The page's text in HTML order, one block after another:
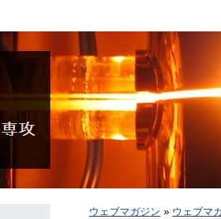
ウェブマガジン » ウェブマ